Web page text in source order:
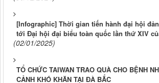
[Infographic] Thời gian tiến hành đại hội
tới Đại hội đại biểu toàn quốc lần thứ XIV
(02/01/2025)
TỔ CHỨC TAIWAN TRAO QUÀ CHO BỆNH
CẢNH KHÓ KHĂN TẠI ĐÀ BẮC